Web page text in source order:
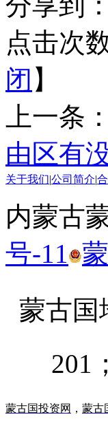
点击次
闭 】
上一条：
由区有
关于我们 公司简介
内蒙古
号-11
蒙古国
201
蒙古国投资网 ， 蒙古